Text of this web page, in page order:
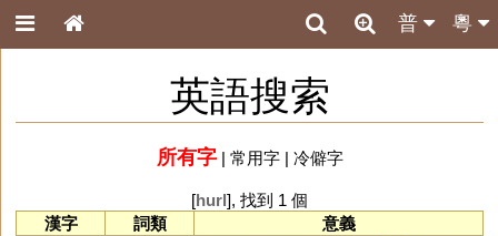
粵
普
英語搜索
所有字| 常用字| 冷僻字
[hurl], 找到 1 個
漢字
詞類 意義